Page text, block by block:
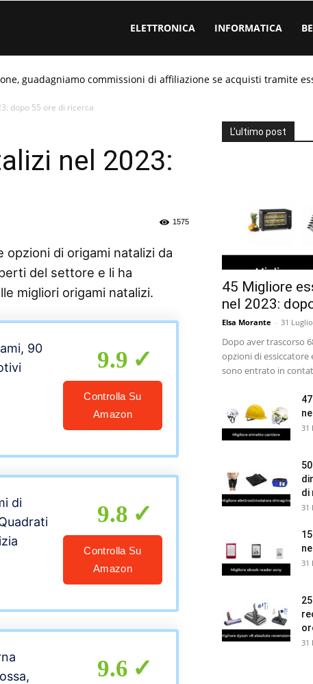
ELETTRONICA INFORMATICA
guadagniamo commissioni di affiliazione se acquisti tramite
dopo 55 ore di ricerca
nel 2023:
1575
di origami natalizi da
del settore e li ha
migliori origami natalizi.
90
9.9
Controlla Su
Amazon
di
9.8
Controlla Su
Amazon
9.6
L'ultimo post
45 Migliore
nel 2023:
Elsa Morante - 31
Dopo aver trascorso
opzioni di
sono entrato in
31
di
31
31
31